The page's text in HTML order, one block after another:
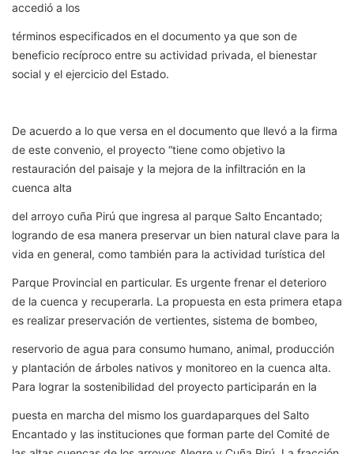
accedió a los
términos especificados en el documento ya que son de
beneficio recíproco entre su actividad privada, el bienestar
social y el ejercicio del Estado.
De acuerdo a lo que versa en el documento que llevó a la firma
de este convenio, el proyecto “tiene como objetivo la
restauración del paisaje y la mejora de la infiltración en la
cuenca alta
del arroyo cuña Pirú que ingresa al parque Salto Encantado;
logrando de esa manera preservar un bien natural clave para la
vida en general, como también para la actividad turística del
Parque Provincial en particular. Es urgente frenar el deterioro
de la cuenca y recuperarla. La propuesta en esta primera etapa
es realizar preservación de vertientes, sistema de bombeo,
reservorio de agua para consumo humano, animal, producción
y plantación de árboles nativos y monitoreo en la cuenca alta.
Para lograr la sostenibilidad del proyecto participarán en la
puesta en marcha del mismo los guardaparques del Salto
Encantado y las instituciones que forman parte del Comité de